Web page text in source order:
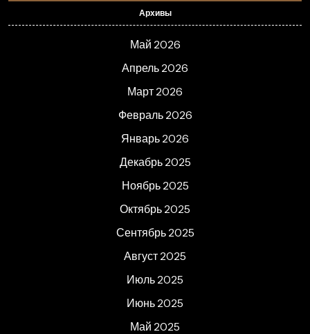
Архивы
Май 2026
Апрель 2026
Март 2026
Февраль 2026
Январь 2026
Декабрь 2025
Ноябрь 2025
Октябрь 2025
Сентябрь 2025
Август 2025
Июль 2025
Июнь 2025
Май 2025